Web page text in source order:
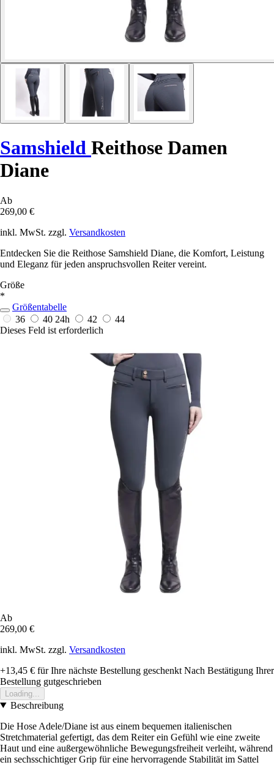
Samshield Reithose Damen
Diane
Ab
269,00 €
inkl. MwSt. zzgl. Versandkosten
Entdecken Sie die Reithose Samshield Diane, die Komfort, Leistung
und Eleganz für jeden anspruchsvollen Reiter vereint.
Größe
*
Größentabelle
36
40 24h 42
44
Dieses Feld ist erforderlich
Ab
269,00 €
inkl. MwSt. zzgl. Versandkosten
+13,45 € für Ihre nächste Bestellung geschenkt Nach Bestätigung Ihrer
Bestellung gutgeschrieben
Loading...
Beschreibung
Die Hose Adele/Diane ist aus einem bequemen italienischen
Stretchmaterial gefertigt, das dem Reiter ein Gefühl wie eine zweite
Haut und eine außergewöhnliche Bewegungsfreiheit verleiht, während
ein sechsschichtiger Grip für eine hervorragende Stabilität im Sattel